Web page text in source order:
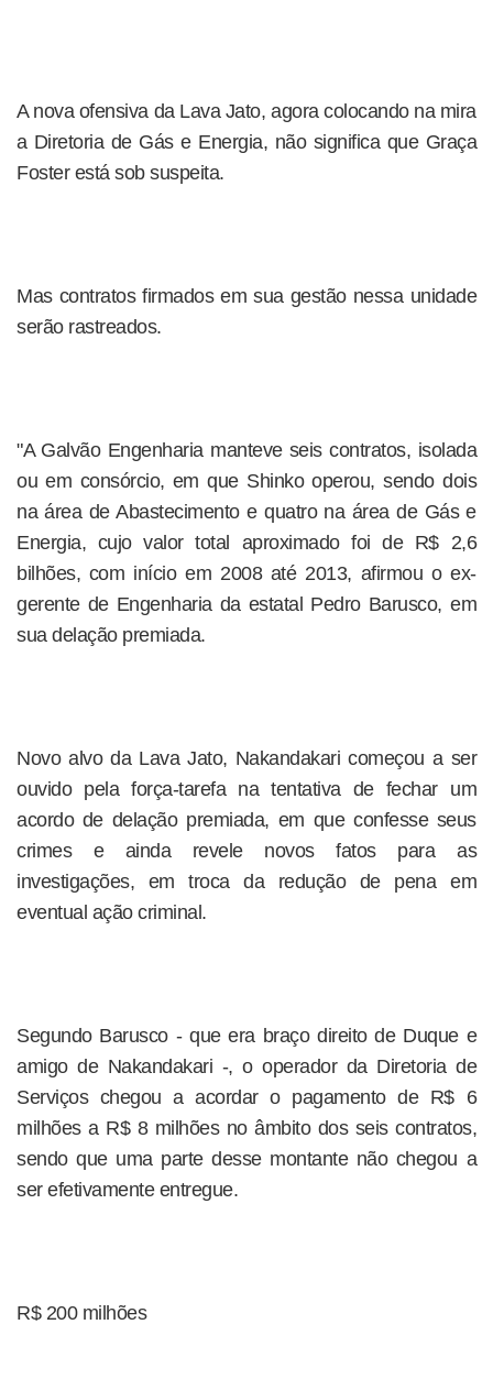
A nova ofensiva da Lava Jato, agora colocando na mira
a Diretoria de Gás e Energia, não significa que Graça
Foster está sob suspeita.
Mas contratos firmados em sua gestão nessa unidade
serão rastreados.
"A Galvão Engenharia manteve seis contratos, isolada
ou em consórcio, em que Shinko operou, sendo dois
na área de Abastecimento e quatro na área de Gás e
Energia, cujo valor total aproximado foi de R$ 2,6
bilhões, com início em 2008 até 2013, afirmou o ex-
gerente de Engenharia da estatal Pedro Barusco, em
sua delação premiada.
Novo alvo da Lava Jato, Nakandakari começou a ser
ouvido pela força-tarefa na tentativa de fechar um
acordo de delação premiada, em que confesse seus
crimes e ainda revele novos fatos para as
investigações, em troca da redução de pena em
eventual ação criminal.
Segundo Barusco - que era braço direito de Duque e
amigo de Nakandakari -, o operador da Diretoria de
Serviços chegou a acordar o pagamento de R$ 6
milhões a R$ 8 milhões no âmbito dos seis contratos,
sendo que uma parte desse montante não chegou a
ser efetivamente entregue.
R$ 200 milhões